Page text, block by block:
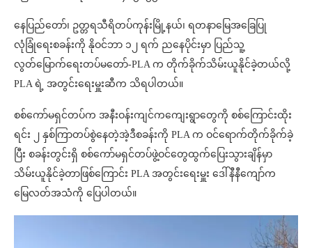
နေပြည်တော်၊ ဥတ္တရသီရိတပ်ကုန်းမြို့နယ်၊ ရတနာမြေအခြေပြု
လုံခြုံရေးစခန်းကို နိုဝင်ဘာ ၁၂ ရက် ညနေပိုင်းမှာ ပြည်သူ့
လွတ်မြောက်ရေးတပ်မတော်-PLA က တိုက်ခိုက်သိမ်းယူနိုင်ခဲ့တယ်လို့
PLA ရဲ့ အတွင်းရေးမှူးဆီက သိရပါတယ်။
စစ်ကော်မရှင်တပ်က အနီးဝန်းကျင်ကကျေးရွာတွေကို စစ်ကြောင်းထိုး
ရင်း ၂ နှစ်ကြာတပ်စွဲနေတဲ့အဲ့ဒီစခန်းကို PLA က ဝင်ရောက်တိုက်ခိုက်ခဲ့
ပြီး စခန်းတွင်းရှိ စစ်ကော်မရှင်တပ်ဖွဲ့ဝင်တွေထွက်ပြေးသွားချိန်မှာ
သိမ်းယူနိုင်ခဲ့တာဖြစ်ကြောင်း PLA အတွင်းရေးမှူး ဒေါ်နီနီကျော်က
မြေလတ်အသံကို ပြေပါတယ်။